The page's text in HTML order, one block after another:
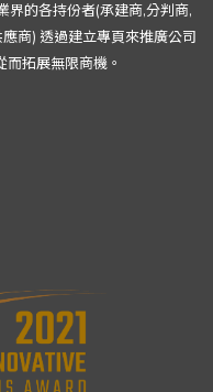
界的各持份者(承建商,分判商,
商) 透過建立專頁來推廣公司
拓展無限商機。